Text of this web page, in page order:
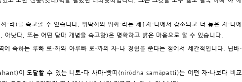
-라)를 숙고할 수 있습니다. 위딱까와 위짜-라는 제1자-나에서 감소되고 더 높은 자-나에
낫따, 또는 어떤 담마 개념을 숙고함)은 명확하고 밝은 마음으로 할 수 있습니다.
속하는 루빠 로-까와 아루빠 로-까의 자-나 경험을 준다는 점에서 세간적입니다. 닙바-
이 도달할 수 있는 니로-다 사마-빳띠(nirōdha samāpatti)는 어떤 자-나보다 비교